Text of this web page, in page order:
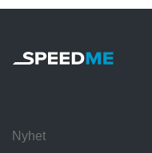
Nyhet